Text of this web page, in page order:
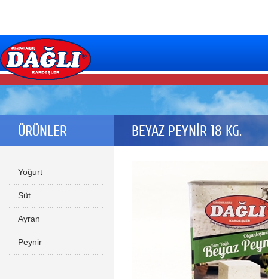
ÜRÜNLER
Yoğurt
Süt
Ayran
Peynir
BEYAZ PEYNİR 18 KG.